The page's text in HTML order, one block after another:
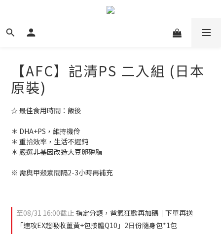
【AFC】記清PS 二入組 (日本
原裝)
☆ 最佳食用時間：飯後
＊ DHA+PS，維持機伶
＊ 重拾效率，生活不遲鈍
＊ 嚴選非基因改造大豆卵磷脂
※ 需與甲殼素間隔2-3小時再補充
至08/31 16:00截止 指定分類，爸氣狂歡再加碼｜下單再送
「速攻EX超吸收薑黃+包接體Q10」2日份隨身包*1包